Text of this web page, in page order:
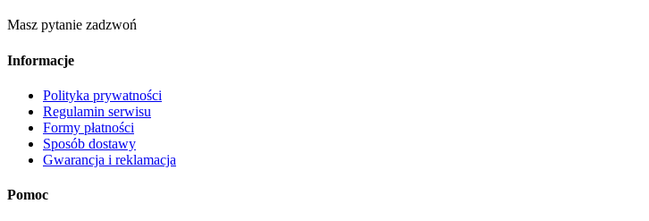
Masz pytanie zadzwoń
Informacje
Polityka prywatności
Regulamin serwisu
Formy płatności
Sposób dostawy
Gwarancja i reklamacja
Pomoc